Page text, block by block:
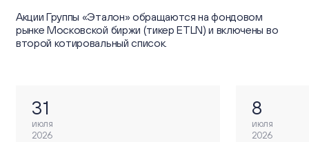
Акции Группы «Эталон» обращаются на фондовом
рынке Московской биржи (тикер ETLN) и включены во
второй котировальный список.
31
июля
2026
8
июля
2026